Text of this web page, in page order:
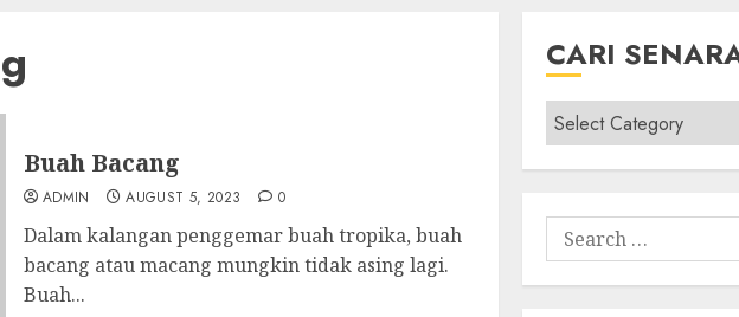
Buah Bacang
ADMIN AUGUST 5, 2023 0
Dalam kalangan penggemar buah tropika, buah
bacang atau macang mungkin tidak asing lagi.
Buah...
CARI
Cari
Senarai
Tumbuhan
Search
for: